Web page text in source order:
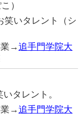
）
笑いタレント（シ
業→追手門学院大
タレント。
業→追手門学院大